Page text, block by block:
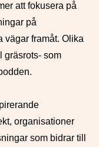
att fokusera på
på
vägar framåt. Olika
gräsrots- som
organisationer
som bidrar till